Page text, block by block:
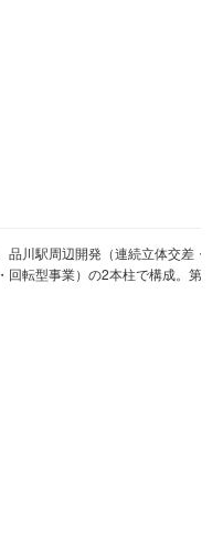
品川駅周辺開発（連続立体交差・
回転型事業）の2本柱で構成。第